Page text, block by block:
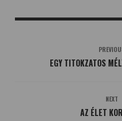
EGY TITOKZATOS
NEXT
AZ ÉLET